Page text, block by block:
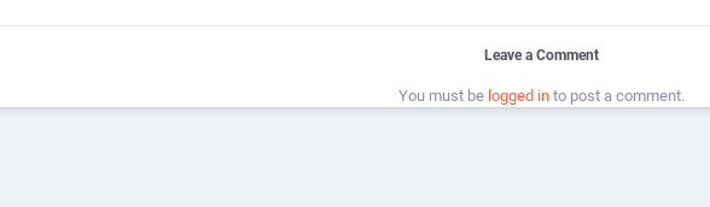
Leave a Comment
You must be logged into post a comment.